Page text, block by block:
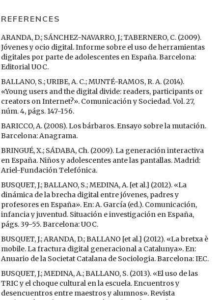
REFERENCES
ARANDA, D.; SÁNCHEZ-NAVARRO, J.; TABERNERO, C. (2009).
Jóvenes y ocio digital. Informe sobre el uso de herramientas
digitales por parte de adolescentes en España. Barcelona:
Editorial UOC.
BALLANO, S.; URIBE, A. C.; MUNTÉ-RAMOS, R. A. (2014).
«Young users and the digital divide: readers, participants or
creators on Internet?». Comunicación y Sociedad. Vol. 27,
núm. 4, págs. 147-156.
BARICCO, A. (2008). Los bárbaros. Ensayo sobre la mutación.
Barcelona: Anagrama.
BRINGUÉ, X.; SÁDABA, Ch. (2009). La generación interactiva
en España. Niños y adolescentes ante las pantallas. Madrid:
Ariel-Fundación Telefónica.
BUSQUET, J.; BALLANO, S.; MEDINA, A. [et al.] (2012). «La
dinámica de la brecha digital entre jóvenes, padres y
profesores en España». En: A. García (ed.). Comunicación,
infancia y juventud. Situación e investigación en España,
págs. 39-55. Barcelona: UOC.
BUSQUET, J.; ARANDA, D.; BALLANO [et al.] (2012). «La bretxa è
mobile. La fractura digital generacional a Catalunya». En:
Anuario de la Societat Catalana de Sociologia. Barcelona: IEC.
BUSQUET, J.; MEDINA, A.; BALLANO, S. (2013). «El uso de las
TRIC y el choque cultural en la escuela. Encuentros y
desencuentros entre maestros y alumnos». Revista